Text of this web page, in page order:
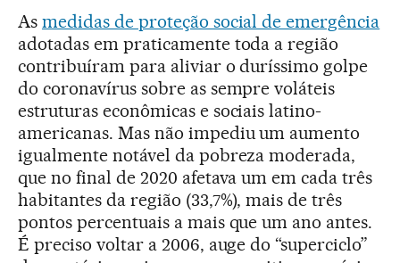
As medidas de proteção social de emergência
adotadas em praticamente toda a região
contribuíram para aliviar o duríssimo golpe
do coronavírus sobre as sempre voláteis
estruturas econômicas e sociais latino-
americanas. Mas não impediu um aumento
igualmente notável da pobreza moderada,
que no final de 2020 afetava um em cada três
habitantes da região (33,7%), mais de três
pontos percentuais a mais que um ano antes.
É preciso voltar a 2006, auge do “superciclo”